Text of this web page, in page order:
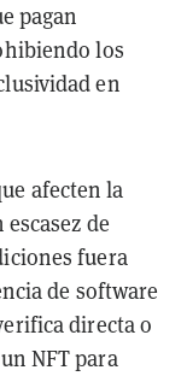
pagan
los
en
afecten la
de
fuera
de software
directa o
NFT para